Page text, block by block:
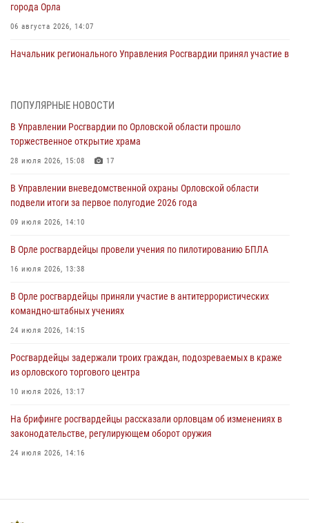
города Орла
06 августа 2026, 14:07
Начальник регионального Управления Росгвардии принял участие в
первое полугодие
05 августа 2026, 13:12
совершении противоправных действий
04 августа 2026, 14:21
04 августа 2026, 14:06
предоставлении госуслуг
03 августа 2026, 14:30
ПОПУЛЯРНЫЕ НОВОСТИ
В Управлении Росгвардии по Орловской области прошло
торжественное открытие храма
28 июля 2026, 15:08 17
В Управлении вневедомственной охраны Орловской области
подвели итоги за первое полугодие 2026 года
09 июля 2026, 14:10
В Орле росгвардейцы провели учения по пилотированию БПЛА
16 июля 2026, 13:38
В Орле росгвардейцы приняли участие в антитеррористических
командно-штабных учениях
24 июля 2026, 14:15
Росгвардейцы задержали троих граждан, подозреваемых в краже
из орловского торгового центра
10 июля 2026, 13:17
На брифинге росгвардейцы рассказали орловцам об изменениях в
законодательстве, регулирующем оборот оружия
24 июля 2026, 14:16
16 июля 2026, 13:34